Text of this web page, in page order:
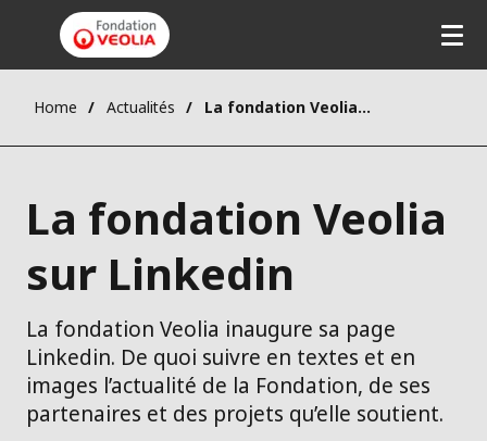
Home Actualités La fondation Veolia sur Linkedin
La fondation Veolia
sur Linkedin
La fondation Veolia inaugure sa page
Linkedin. De quoi suivre en textes et en
images l’actualité de la Fondation, de ses
partenaires et des projets qu’elle soutient.